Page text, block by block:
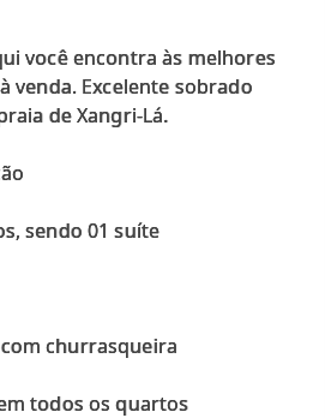
você encontra às melhores
venda. Excelente sobrado
de Xangri-Lá.
sendo 01 suíte
churrasqueira
todos os quartos